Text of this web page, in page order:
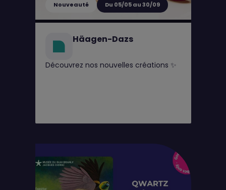
Nouveauté Du 05/05 au 30/09
Häagen-Dazs
Découvrez nos nouvelles créations ✨